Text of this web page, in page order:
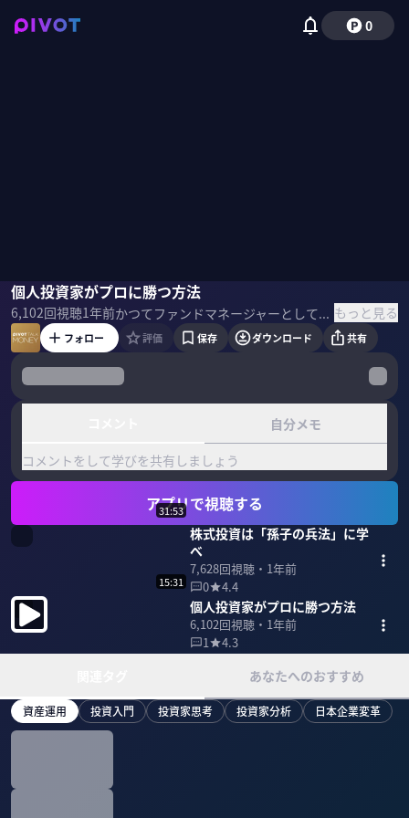
0
個人投資家がプロに勝つ方法
6,102回視聴1年前 かつてファンドマネージャーとして2000億円超を運用し、ベンチマークに勝ち続けてきた窪田真之・楽天証券チーフ・ストラテジスト。「株式投資を学ぶには、本を読むだけでは不十分」と語る窪田氏が作ったのが、クイズを通して株のセンスを磨く「株トレ」。実際の問題を通じて、投資の鉄則を伝授してもらう。 ＜ゲスト＞ 窪田真之｜楽天証券経済研究所 所長 兼 チーフ・ストラテジスト 慶應義塾大学経済学部を卒業後、住友銀行に入行。その後、住銀バンカース投資顧問、大和住銀投信投資顧問にて、日本株のファンドマネージャーとして25年間運用を担当。2014年より楽天証券経済研究所チーフ・ストラテジスト。2015年より所長を兼務。 ＜関連書籍＞ 『株トレ ファンダメンタルズ編』 もっと見る
窪田真之佐々木紀彦
フォロー 評価 保存 ダウンロード 共有
自分メモ
コメントをして学びを共有しましょう
アプリで視聴する
31:53
株式投資は「孫子の兵法」に学
べ
7,628回視聴・ 1年前
0
4.4
15:31
個人投資家がプロに勝つ方法
6,102回視聴・ 1年前
1
4.3
あなたへのおすすめ
資産運用 投資入門 投資家思考 投資家分析 日本企業変革